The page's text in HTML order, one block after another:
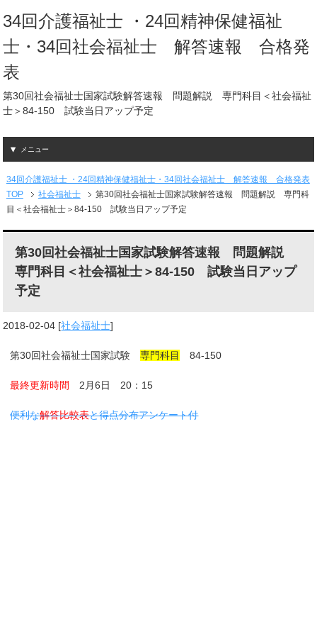
34回介護福祉士 ・24回精神保健福祉
士・34回社会福祉士 解答速報 合格発
表
第30回社会福祉士国家試験解答速報 問題解説 専門科目＜社会福祉
士＞84-150 試験当日アップ予定
メニュー
34回介護福祉士 ・24回精神保健福祉士・34回社会福祉士 解答速報 合格発表
TOP
社会福祉士
第30回社会福祉士国家試験解答速報 問題解説 専門科
目＜社会福祉士＞84-150 試験当日アップ予定
第30回社会福祉士国家試験解答速報 問題解説
専門科目＜社会福祉士＞84-150 試験当日アップ
予定
2018-02-04 [社会福祉士]
第30回社会福祉士国家試験専門科目 84-150
最終更新時間 2月6日 20：15
便利な解答比較表と得点分布アンケート付